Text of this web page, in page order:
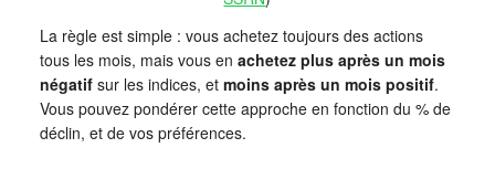
La règle est simple : vous achetez toujours des actions
tous les mois, mais vous en achetez plus après un mois
négatifsur les indices, et moins après un mois positif.
Vous pouvez pondérer cette approche en fonction du % de
déclin, et de vos préférences.